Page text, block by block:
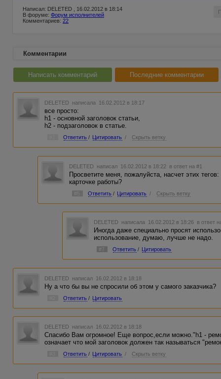
Написал: DELETED , 16.02.2012 в 18:14
В форуме: Форум исполнителей
Комментариев: 22
Комментарии
Написать комментарий Последние комментарии
DELETED написала 16.02.2012 в 18:17
все просто:
h1 - основной заголовок статьи,
h2 - подзаголовок в статье.
Ответить / Цитировать / Скрыть ветку
DELETED написал 16.02.2012 в 18:22 в ответ на #1
Просветите меня, пожалуйста, насчет этих
карточке работы?
Ответить / Цитировать / Скрыть ветку
DELETED написала 16.02.2012 в 18:26 в ответ
Иногда даже специально просят
использование, думаю, лучше не надо.
#7 Ответить / Цитировать
DELETED написал 16.02.2012 в 18:18
Ну а что бы вы не спросили об этом у самого заказчика?
Ответить / Цитировать
DELETED написал 16.02.2012 в 18:18
Спасибо Вам огромное! Еще вопрос,если можно."h1 -
означает что мой заголовок должен так называться
Ответить / Цитировать / Скрыть ветку